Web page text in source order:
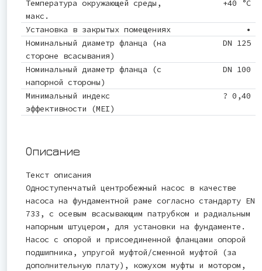
Температура окружающей среды,
макс.
+40 °C
Установка в закрытых помещениях
•
Номинальный диаметр фланца (на
стороне всасывания)
DN 125
Номинальный диаметр фланца (с
напорной стороны)
DN 100
Минимальный индекс
эффективности (MEI)
? 0,40
Описание
Текст описания
Одноступенчатый центробежный насос в качестве
насоса на фундаментной раме согласно стандарту EN
733, с осевым всасывающим патрубком и радиальным
напорным штуцером, для установки на фундаменте.
Насос с опорой и присоединенной фланцами опорой
подшипника, упругой муфтой/сменной муфтой (за
дополнительную плату), кожухом муфты и мотором,